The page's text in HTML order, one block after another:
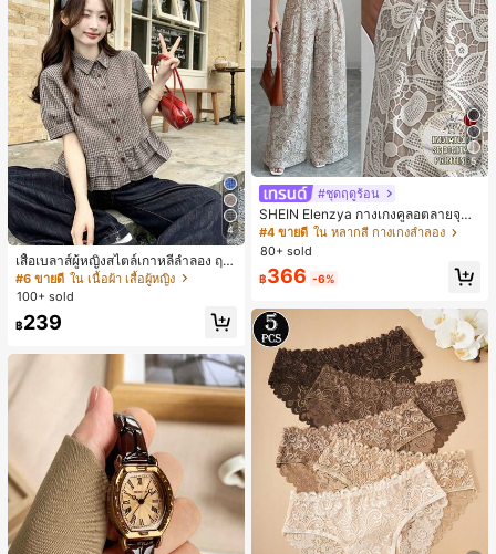
4
เสื้อเบลาส์ผู้หญิงสไตล์เกาหลีลำลอง ฤดู
ใบไม้ผลิ/ฤดูร้อนใหม่ ชายระบาย ชิคแล
ะหรูหรา
#6 ขายดี ใน เนื้อผ้า เสื้อผู้หญิง
100+ sold
฿239
5
#ชุดฤดูร้อน
SHEIN Elenzya กางเกงคูลอตลายจุดเ
อวสูงแบบใหม่สำหรับฤดูใบไม้ผลิ/ฤดูร้อ
น, สไตล์หรูหราเหมาะสำหรับใส่ในชีวิต
ประจำวันและทำงาน, ให้ความรู้สึกวินเ
ทจสำหรับฤดูรับปริญญา, เทศกาลดนตร
ี, การแข่งม้าดาร์บี้, วันประกาศอิสรภาพ
#4 ขายดี ใน หลากสี กางเกงลำลอง
80+ sold
฿366 -6%